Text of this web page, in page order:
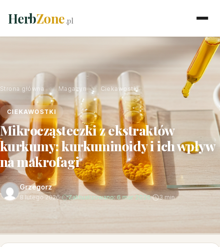
HerbZone.pl
Strona główna › Magazyn › Ciekawostki
CIEKAWOSTKI
Mikrocząsteczki z ekstraktów
kurkumy: kurkuminoidy i ich wpływ
na makrofagi
Grzegorz
8 lutego 2026· Zaktualizowano: 6 mar 2026· 3 min